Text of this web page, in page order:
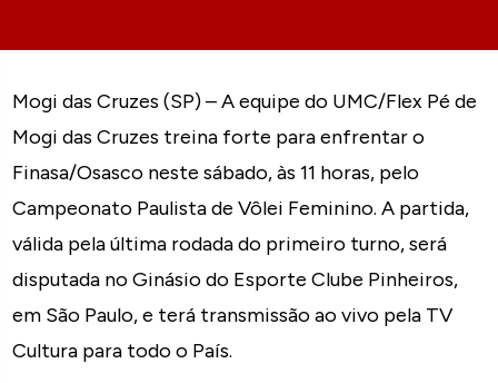
Mogi das Cruzes (SP) – A equipe do UMC/Flex Pé de
Mogi das Cruzes treina forte para enfrentar o
Finasa/Osasco neste sábado, às 11 horas, pelo
Campeonato Paulista de Vôlei Feminino. A partida,
válida pela última rodada do primeiro turno, será
disputada no Ginásio do Esporte Clube Pinheiros,
em São Paulo, e terá transmissão ao vivo pela TV
Cultura para todo o País.